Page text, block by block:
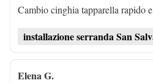
Cambio cinghia tapparella rapido
installazione serranda San
Elena G.